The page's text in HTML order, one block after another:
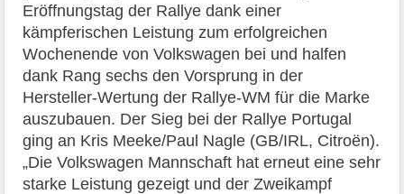
Eröffnungstag der Rallye dank einer
kämpferischen Leistung zum erfolgreichen
Wochenende von Volkswagen bei und halfen
dank Rang sechs den Vorsprung in der
Hersteller-Wertung der Rallye-WM für die Marke
auszubauen. Der Sieg bei der Rallye Portugal
ging an Kris Meeke/Paul Nagle (GB/IRL, Citroën).
„Die Volkswagen Mannschaft hat erneut eine sehr
starke Leistung gezeigt und der Zweikampf